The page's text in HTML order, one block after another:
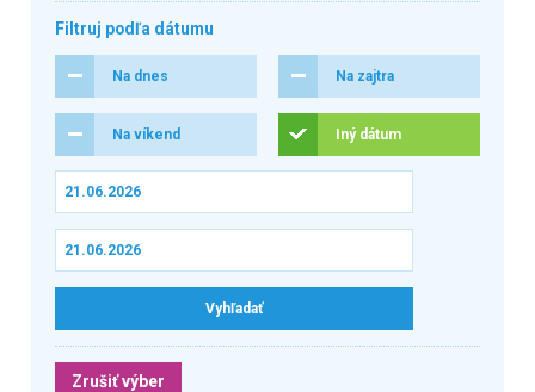
Filtruj podľa dátumu
Na dnes Na zajtra
Na víkend Iný dátum
Zrušiť výber